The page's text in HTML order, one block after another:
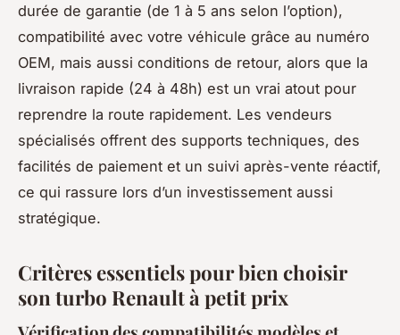
durée de garantie (de 1 à 5 ans selon l’option),
compatibilité avec votre véhicule grâce au numéro
OEM, mais aussi conditions de retour, alors que la
livraison rapide (24 à 48h) est un vrai atout pour
reprendre la route rapidement. Les vendeurs
spécialisés offrent des supports techniques, des
facilités de paiement et un suivi après-vente réactif,
ce qui rassure lors d’un investissement aussi
stratégique.
Critères essentiels pour bien choisir
son turbo Renault à petit prix